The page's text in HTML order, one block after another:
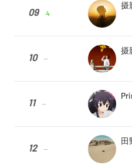
09 4
摄
10 --
摄
11 --
12 --
田